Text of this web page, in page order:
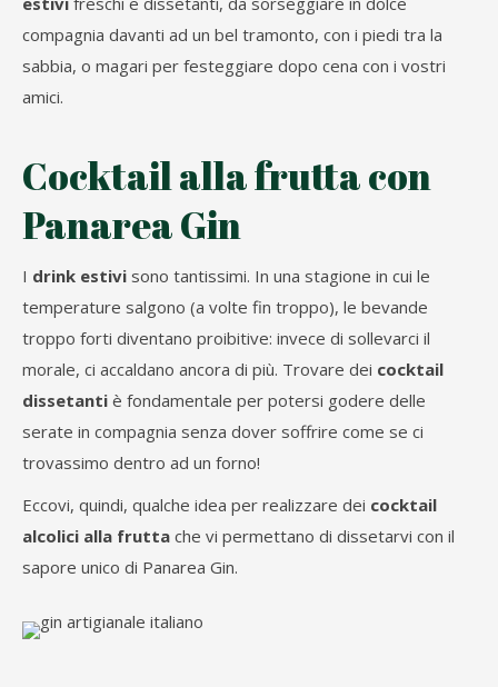
compagnia davanti ad un bel tramonto, con i piedi tra la
sabbia, o magari per festeggiare dopo cena con i vostri
amici.
Cocktail alla frutta con
Panarea Gin
I drink estivi sono tantissimi. In una stagione in cui le
temperature salgono (a volte fin troppo), le bevande
troppo forti diventano proibitive: invece di sollevarci il
morale, ci accaldano ancora di più. Trovare dei cocktail
dissetanti è fondamentale per potersi godere delle
serate in compagnia senza dover soffrire come se ci
trovassimo dentro ad un forno!
Eccovi, quindi, qualche idea per realizzare dei cocktail
alcolici alla frutta che vi permettano di dissetarvi con il
sapore unico di Panarea Gin.